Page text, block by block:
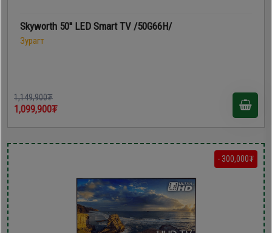
Skyworth 50'' LED Smart TV /50G66H/
Зурагт
1,149,900₮
1,099,900₮
- 300,000₮